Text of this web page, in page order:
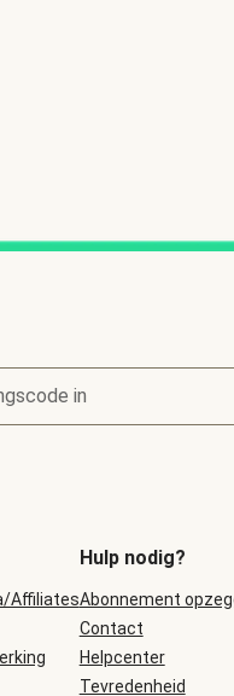
in
Affiliates
Hulp nodig?
Abonnement
Contact
Helpcenter
Tevredenheid